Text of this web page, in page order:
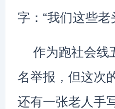
字：“我们这些
作为跑社会线
名举报，但这次
还有一张老人手